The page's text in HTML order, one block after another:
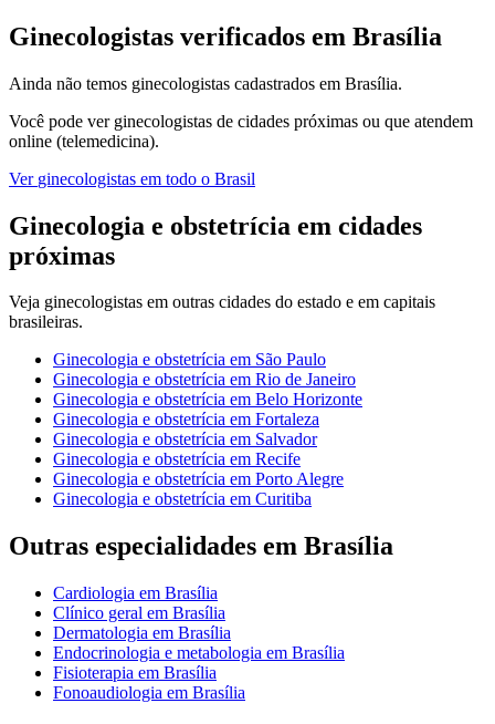
Ginecologistas verificados em Brasília
Ainda não temos ginecologistas cadastrados em Brasília.
Você pode ver ginecologistas de cidades próximas ou que atendem
online (telemedicina).
Ver ginecologistas em todo o Brasil
Ginecologia e obstetrícia em cidades
próximas
Veja ginecologistas em outras cidades do estado e em capitais
brasileiras.
Ginecologia e obstetrícia em São Paulo
Ginecologia e obstetrícia em Rio de Janeiro
Ginecologia e obstetrícia em Belo Horizonte
Ginecologia e obstetrícia em Fortaleza
Ginecologia e obstetrícia em Salvador
Ginecologia e obstetrícia em Recife
Ginecologia e obstetrícia em Porto Alegre
Ginecologia e obstetrícia em Curitiba
Outras especialidades em Brasília
Cardiologia em Brasília
Clínico geral em Brasília
Dermatologia em Brasília
Endocrinologia e metabologia em Brasília
Fisioterapia em Brasília
Fonoaudiologia em Brasília